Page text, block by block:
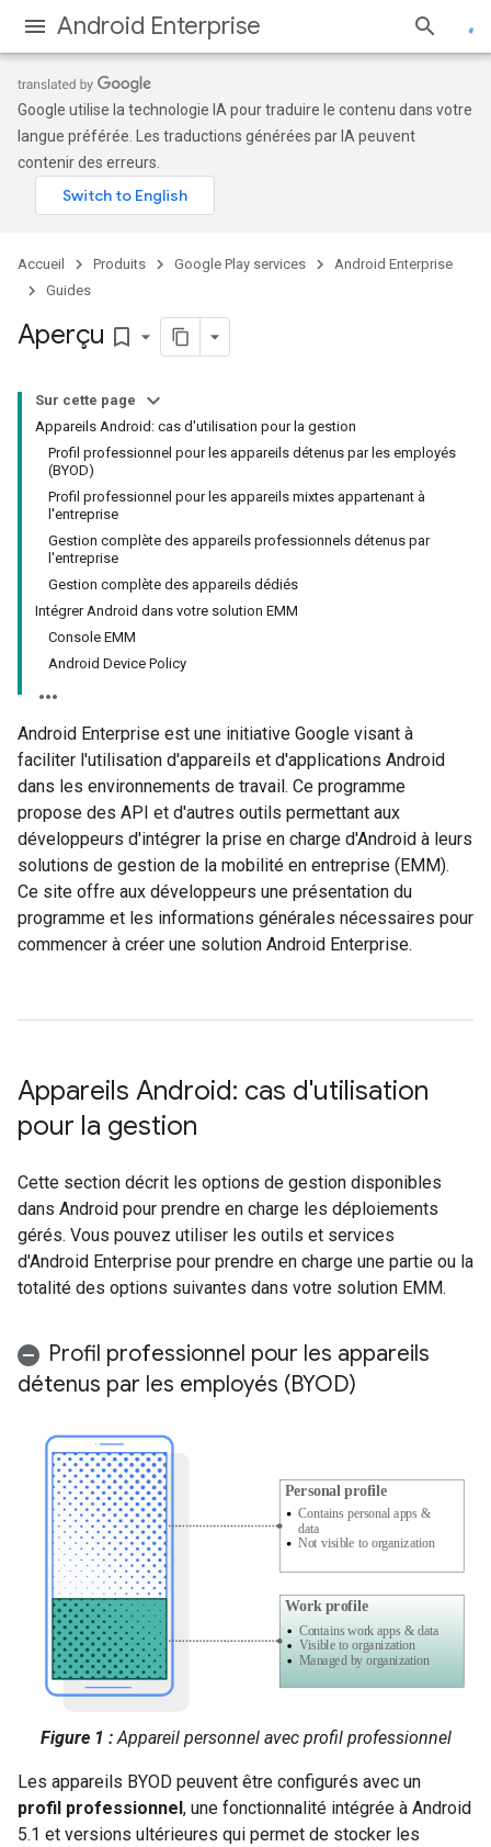
Android Enterprise
Google utilise la technologie IA pour traduire le contenu dans votre
langue préférée. Les traductions générées par IA peuvent
contenir des erreurs.
Accueil Produits Google Play services
Android Enterprise
Guides
Aperçu bookmark_border
Sur cette page
Appareils Android: cas d'utilisation pour la gestion
Profil professionnel pour les appareils détenus par les employés
(BYOD)
Profil professionnel pour les appareils mixtes appartenant à
l'entreprise
Gestion complète des appareils professionnels détenus par
l'entreprise
Gestion complète des appareils dédiés
Intégrer Android dans votre solution EMM
Console EMM
Android Device Policy
Android Enterprise est une initiative Google visant à
faciliter l'utilisation d'appareils et d'applications Android
dans les environnements de travail. Ce programme
propose des API et d'autres outils permettant aux
développeurs d'intégrer la prise en charge d'Android à leurs
solutions de gestion de la mobilité en entreprise (EMM).
Ce site offre aux développeurs une présentation du
programme et les informations générales nécessaires pour
commencer à créer une solution Android Enterprise.
Appareils Android: cas d'utilisation
pour la gestion
Cette section décrit les options de gestion disponibles
dans Android pour prendre en charge les déploiements
gérés. Vous pouvez utiliser les outils et services
d'Android Enterprise pour prendre en charge une partie ou la
totalité des options suivantes dans votre solution EMM.
Profil professionnel pour les appareils
détenus par les employés (BYOD)
Figure 1 :Appareil personnel avec profil professionnel
Les appareils BYOD peuvent être configurés avec un
profil professionnel , une fonctionnalité intégrée à Android
5.1 et versions ultérieures qui permet de stocker les